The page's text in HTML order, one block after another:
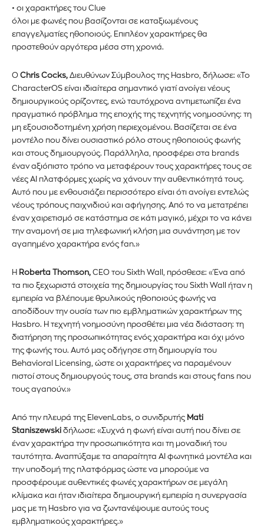
Εγγραφείτε στο Newsletter του
PetshopMarket.gr και
ενημερωθείτε πρώτοι για τα νέα
προϊόντα και τις εξελίξεις της
αγοράς.
Για να εγγραφείτε, απλώς εισάγετε τη διεύθυνση email σας
στον ιστότοπό μας ή κάντε κλικ στο κουμπί εγγραφής
παρακάτω. Μην ανησυχείτε, σεβόμαστε την ιδιωτικότητά σας
και δεν θα σας στείλουμε ανεπιθύμητα μηνύματα. Οι
πληροφορίες σας είναι ασφαλείς μαζί μας.
• οι χαρακτήρες του Clue
όλοι με φωνές που βασίζονται σε καταξιωμένους
επαγγελματίες ηθοποιούς. Επιπλέον χαρακτήρες θα
προστεθούν αργότερα μέσα στη χρονιά.
Ο Chris Cocks, Διευθύνων Σύμβουλος της Hasbro, δήλωσε: «Το
CharacterOS είναι ιδιαίτερα σημαντικό γιατί ανοίγει νέους
δημιουργικούς ορίζοντες, ενώ ταυτόχρονα αντιμετωπίζει ένα
πραγματικό πρόβλημα της εποχής της τεχνητής νοημοσύνης: τη
μη εξουσιοδοτημένη χρήση περιεχομένου. Βασίζεται σε ένα
μοντέλο που δίνει ουσιαστικό ρόλο στους ηθοποιούς φωνής
και στους δημιουργούς. Παράλληλα, προσφέρει στα brands
έναν αξιόπιστο τρόπο να μεταφέρουν τους χαρακτήρες τους σε
νέες AI πλατφόρμες χωρίς να χάνουν την αυθεντικότητά τους.
Αυτό που με ενθουσιάζει περισσότερο είναι ότι ανοίγει εντελώς
νέους τρόπους παιχνιδιού και αφήγησης. Από το να μετατρέπει
έναν χαιρετισμό σε κατάστημα σε κάτι μαγικό, μέχρι το να κάνει
την αναμονή σε μια τηλεφωνική κλήση μια συνάντηση με τον
αγαπημένο χαρακτήρα ενός fan.»
Η Roberta Thomson, CEO του Sixth Wall, πρόσθεσε: «Ένα από
τα πιο ξεχωριστά στοιχεία της δημιουργίας του Sixth Wall ήταν η
εμπειρία να βλέπουμε θρυλικούς ηθοποιούς φωνής να
αποδίδουν την ουσία των πιο εμβληματικών χαρακτήρων της
Hasbro. Η τεχνητή νοημοσύνη προσθέτει μια νέα διάσταση: τη
διατήρηση της προσωπικότητας ενός χαρακτήρα και όχι μόνο
της φωνής του. Αυτό μας οδήγησε στη δημιουργία του
Behavioral Licensing, ώστε οι χαρακτήρες να παραμένουν
πιστοί στους δημιουργούς τους, στα brands και στους fans που
τους αγαπούν.»
Από την πλευρά της ElevenLabs, ο συνιδρυτής Mati
Staniszewski δήλωσε: «Συχνά η φωνή είναι αυτή που δίνει σε
έναν χαρακτήρα την προσωπικότητα και τη μοναδική του
ταυτότητα. Αναπτύξαμε τα απαραίτητα AI φωνητικά μοντέλα και
την υποδομή της πλατφόρμας ώστε να μπορούμε να
προσφέρουμε αυθεντικές φωνές χαρακτήρων σε μεγάλη
κλίμακα και ήταν ιδιαίτερα δημιουργική εμπειρία η συνεργασία
μας με τη Hasbro για να ζωντανέψουμε αυτούς τους
εμβληματικούς χαρακτήρες.»